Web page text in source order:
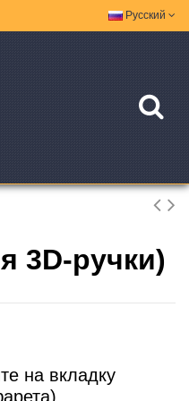
Русский
3D-ручки)
на вкладку